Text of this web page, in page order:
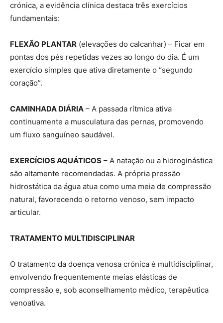
crónica, a evidência clínica destaca três exercícios
fundamentais:
FLEXÃO PLANTAR (elevações do calcanhar) – Ficar em
pontas dos pés repetidas vezes ao longo do dia. É um
exercício simples que ativa diretamente o “segundo
coração”.
CAMINHADA DIÁRIA – A passada rítmica ativa
continuamente a musculatura das pernas, promovendo
um fluxo sanguíneo saudável.
EXERCÍCIOS AQUÁTICOS – A natação ou a hidroginástica
são altamente recomendadas. A própria pressão
hidrostática da água atua como uma meia de compressão
natural, favorecendo o retorno venoso, sem impacto
articular.
TRATAMENTO MULTIDISCIPLINAR
O tratamento da doença venosa crónica é multidisciplinar,
envolvendo frequentemente meias elásticas de
compressão e, sob aconselhamento médico, terapêutica
venoativa.